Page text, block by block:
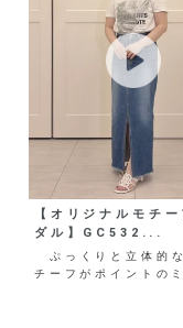
【オリジナルモチー
ダル】GC532...
ぷっくりと立体的
チーフがポイントの